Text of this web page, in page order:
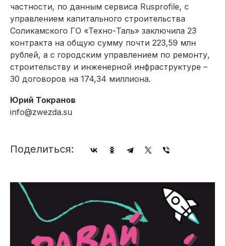
частности, по данным сервиса Rusprofile, с
управлением капитального строительства
Соликамского ГО «Техно-Таль» заключила 23
контракта на общую сумму почти 223,59 млн
рублей, а с городским управлением по ремонту,
строительству и инженерной инфраструктуре –
30 договоров на 174,34 миллиона.
Юрий Токранов
info@zwezda.su
Поделиться: